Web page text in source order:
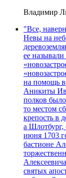
Владимир
"Все,
Невы на
ее
на помощь
Аникиты
полков
то местом
крепость в
а
июня 1703
бастионе
святых